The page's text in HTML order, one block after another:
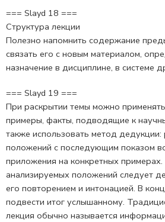
=== Slayd 18 ===
Структура лекции
Полезно напомнить содержание
связать его с новым материалом,
назначение в дисциплине, в системе
=== Slayd 19 ===
При раскрытии темы можно
примеры, факты, подводящие к
также использовать метод
положений с последующим показом
приложения на конкретных
анализируемых положений следует
его повторением и интонацией. В
подвести итог услышанному.
лекция обычно называется